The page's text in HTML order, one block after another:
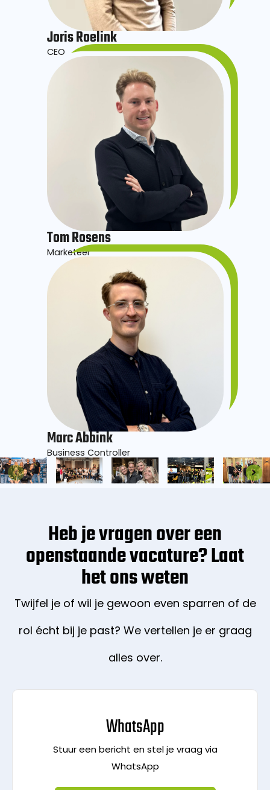
Joris Roelink
CEO
Tom Rosens
Marketeer
Marc Abbink
Business Controller
Heb je vragen over een
openstaande vacature? Laat
het ons weten
Twijfel je of wil je gewoon even sparren of de
rol écht bij je past? We vertellen je er graag
alles over.
WhatsApp
Stuur een bericht en stel je vraag via
WhatsApp